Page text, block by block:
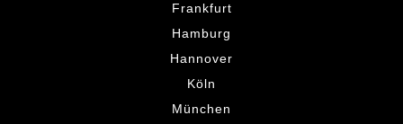
Frankfurt
Hamburg
Hannover
Köln
München